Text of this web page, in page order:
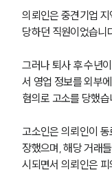
의뢰인은 중견기업
당하던 직원이었습니
그러나 퇴사 후 수년
서 영업 정보를 외부
혐의로 고소를 당했습
고소인은 의뢰인이
장했으며, 해당 거래
시되면서 의뢰인은